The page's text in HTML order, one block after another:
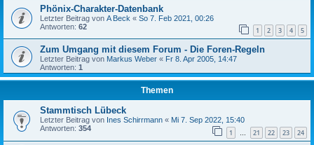
Phönix-Charakter-Datenbank
Letzter Beitrag von A Beck « So 7. Feb 2021, 00:26
Antworten: 62 1 2 3 4 5
Zum Umgang mit diesem Forum - Die Foren-Regeln
Letzter Beitrag von Markus Weber « Fr 8. Apr 2005, 14:47
Antworten: 1
Themen
Stammtisch Lübeck
Letzter Beitrag von Ines Schirrmann « Mi 7. Sep 2022, 15:40
Antworten: 354 1 … 21 22 23 24